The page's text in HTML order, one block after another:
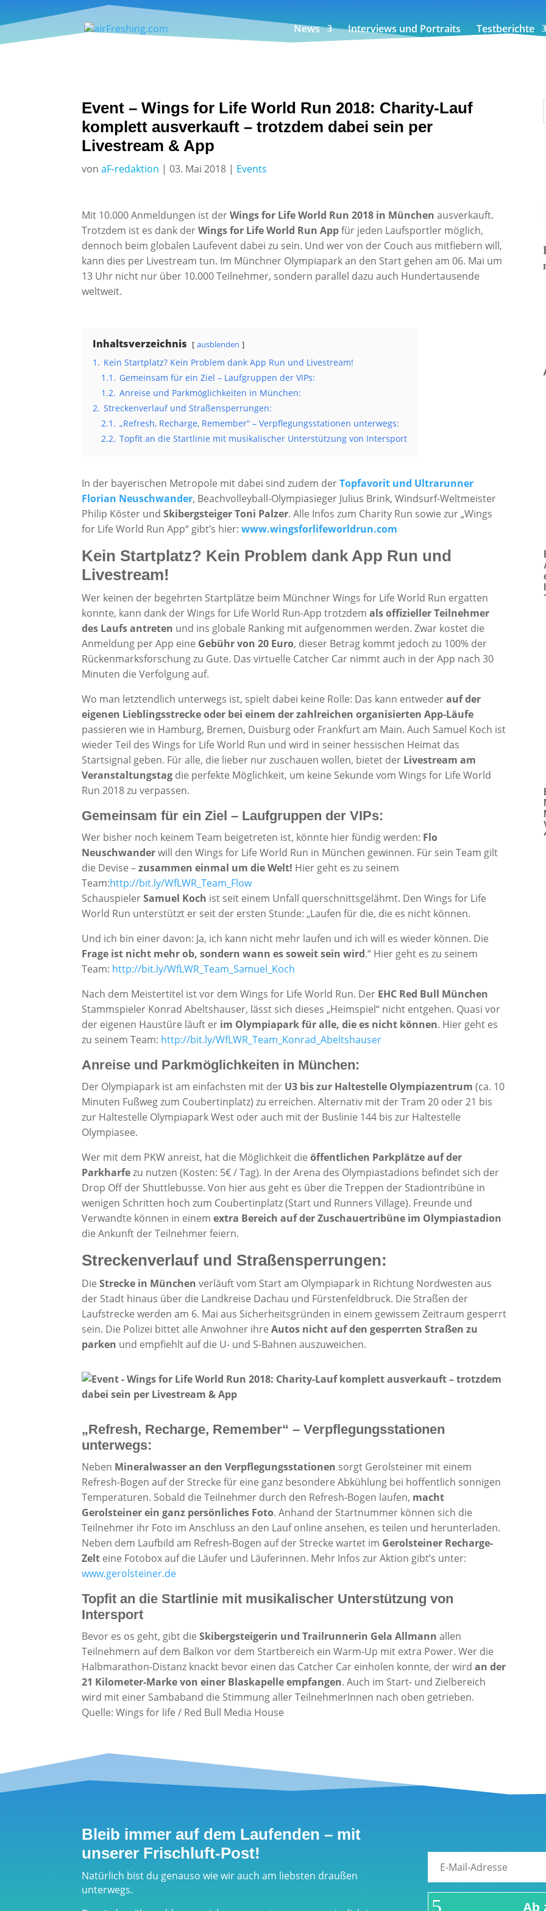
News Interviews und Portraits Testberichte
Event – Wings for Life World Run 2018: Charity-Lauf
komplett ausverkauft – trotzdem dabei sein per
Livestream & App
vonaF-redaktion |03. Mai 2018 | Events
Mit 10.000 Anmeldungen ist derWings for Life World Run 2018 in München ausverkauft.
Trotzdem ist es dank derWings for Life World Run Appfür jeden Laufsportler möglich,
dennoch beim globalen Laufevent dabei zu sein. Und wer von der Couch aus mitfiebern will,
kann dies per Livestream tun. Im Münchner Olympiapark an den Start gehen am 06. Mai um
13 Uhr nicht nur über 10.000 Teilnehmer, sondern parallel dazu auch Hundertausende
weltweit.
Inhaltsverzeichnis ausblenden
1. Kein Startplatz? Kein Problem dank App Run und Livestream!
1.1. Gemeinsam für ein Ziel – Laufgruppen der VIPs:
1.2. Anreise und Parkmöglichkeiten in München:
2. Streckenverlauf und Straßensperrungen:
2.1. „Refresh, Recharge, Remember“ – Verpflegungsstationen unterwegs:
2.2. Topfit an die Startlinie mit musikalischer Unterstützung von Intersport
In der bayerischen Metropole mit dabei sind zudem derTopfavorit und Ultrarunner
Florian Neuschwander, Beachvolleyball-Olympiasieger Julius Brink, Windsurf-Weltmeister
Philip Köster undSkibergsteiger Toni Palzer. Alle Infos zum Charity Run sowie zur „Wings
for Life World Run App“ gibt’s hier: www.wingsforlifeworldrun.com
Kein Startplatz? Kein Problem dank App Run und
Livestream!
Wer keinen der begehrten Startplätze beim Münchner Wings for Life World Run ergatten
konnte, kann dank der Wings for Life World Run-App trotzdemals offizieller Teilnehmer
des Laufs antreten und ins globale Ranking mit aufgenommen werden. Zwar kostet die
Anmeldung per App eine Gebühr von 20 Euro, dieser Betrag kommt jedoch zu 100% der
Rückenmarksforschung zu Gute. Das virtuelle Catcher Car nimmt auch in der App nach 30
Minuten die Verfolgung auf.
Wo man letztendlich unterwegs ist, spielt dabei keine Rolle: Das kann entwederauf der
eigenen Lieblingsstrecke oder bei einem der zahlreichen organisierten App-Läufe
passieren wie in Hamburg, Bremen, Duisburg oder Frankfurt am Main. Auch Samuel Koch ist
wieder Teil des Wings for Life World Run und wird in seiner hessischen Heimat das
Startsignal geben. Für alle, die lieber nur zuschauen wollen, bietet der Livestream am
Veranstaltungstag die perfekte Möglichkeit, um keine Sekunde vom Wings for Life World
Run 2018 zu verpassen.
Gemeinsam für ein Ziel – Laufgruppen der VIPs:
Wer bisher noch keinem Team beigetreten ist, könnte hier fündig werden: Flo
Neuschwanderwill den Wings for Life World Run in München gewinnen. Für sein Team gilt
die Devise –zusammen einmal um die Welt! Hier geht es zu seinem
Team:http://bit.ly/WfLWR_Team_Flow
SchauspielerSamuel Koch ist seit einem Unfall querschnittsgelähmt. Den Wings for Life
World Run unterstützt er seit der ersten Stunde: „Laufen für die, die es nicht können.
Und ich bin einer davon: Ja, ich kann nicht mehr laufen und ich will es wieder können. Die
Frage ist nicht mehr ob, sondern wann es soweit sein wird.“ Hier geht es zu seinem
Team: http://bit.ly/WfLWR_Team_Samuel_Koch
Nach dem Meistertitel ist vor dem Wings for Life World Run. Der EHC Red Bull München
Stammspieler Konrad Abeltshauser, lässt sich dieses „Heimspiel“ nicht entgehen. Quasi vor
der eigenen Haustüre läuft er im Olympiapark für alle, die es nicht können. Hier geht es
zu seinem Team: http://bit.ly/WfLWR_Team_Konrad_Abeltshauser
Anreise und Parkmöglichkeiten in München:
Der Olympiapark ist am einfachsten mit der U3 bis zur Haltestelle Olympiazentrum (ca. 10
Minuten Fußweg zum Coubertinplatz) zu erreichen. Alternativ mit der Tram 20 oder 21 bis
zur Haltestelle Olympiapark West oder auch mit der Buslinie 144 bis zur Haltestelle
Olympiasee.
Wer mit dem PKW anreist, hat die Möglichkeit dieöffentlichen Parkplätze auf der
Parkharfezu nutzen (Kosten: 5€ / Tag). In der Arena des Olympiastadions befindet sich der
Drop Off der Shuttlebusse. Von hier aus geht es über die Treppen der Stadiontribüne in
wenigen Schritten hoch zum Coubertinplatz (Start und Runners Village). Freunde und
Verwandte können in einemextra Bereich auf der Zuschauertribüne im Olympiastadion
die Ankunft der Teilnehmer feiern.
Streckenverlauf und Straßensperrungen:
DieStrecke in München verläuft vom Start am Olympiapark in Richtung Nordwesten aus
der Stadt hinaus über die Landkreise Dachau und Fürstenfeldbruck. Die Straßen der
Laufstrecke werden am 6. Mai aus Sicherheitsgründen in einem gewissem Zeitraum gesperrt
sein. Die Polizei bittet alle Anwohner ihreAutos nicht auf den gesperrten Straßen zu
parken und empfiehlt auf die U- und S-Bahnen auszuweichen.
„Refresh, Recharge, Remember“ – Verpflegungsstationen
unterwegs:
Neben Mineralwasser an den Verpflegungsstationen sorgt Gerolsteiner mit einem
Refresh-Bogen auf der Strecke für eine ganz besondere Abkühlung bei hoffentlich sonnigen
Temperaturen. Sobald die Teilnehmer durch den Refresh-Bogen laufen, macht
Gerolsteiner ein ganz persönliches Foto. Anhand der Startnummer können sich die
Teilnehmer ihr Foto im Anschluss an den Lauf online ansehen, es teilen und herunterladen.
Neben dem Laufbild am Refresh-Bogen auf der Strecke wartet im Gerolsteiner Recharge-
Zelt eine Fotobox auf die Läufer und Läuferinnen. Mehr Infos zur Aktion gibt’s unter:
www.gerolsteiner.de
Topfit an die Startlinie mit musikalischer Unterstützung von
Intersport
Bevor es os geht, gibt dieSkibergsteigerin und Trailrunnerin Gela Allmann allen
Teilnehmern auf dem Balkon vor dem Startbereich ein Warm-Up mit extra Power. Wer die
Halbmarathon-Distanz knackt bevor einen das Catcher Car einholen konnte, der wirdan der
21 Kilometer-Marke von einer Blaskapelle empfangen. Auch im Start- und Zielbereich
wird mit einer Sambaband die Stimmung aller TeilnehmerInnen nach oben getrieben.
Quelle: Wings for life / Red Bull Media House
Bleib immer auf dem Laufenden – mit
unserer Frischluft-Post!
Natürlich bist du genauso wie wir auch am liebsten draußen
unterwegs.
Ab